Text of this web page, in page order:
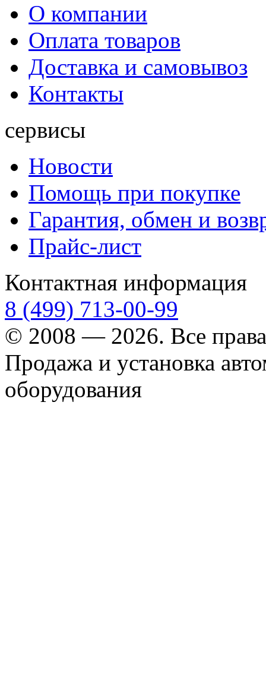
О компании
Оплата товаров
Доставка и самовывоз
Контакты
сервисы
Новости
Помощь при покупке
Гарантия, обмен и
Прайс-лист
Контактная информация
8 (499) 713-00-99
© 2008 — 2026. Все
Продажа и установка
оборудования